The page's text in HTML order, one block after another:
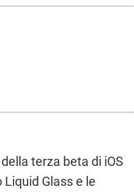
della terza beta di iOS
Glass e le